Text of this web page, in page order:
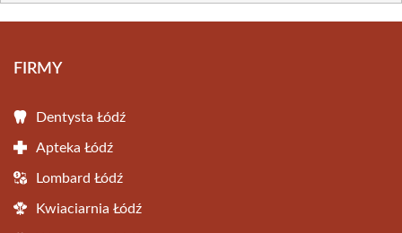
FIRMY
Dentysta Łódź
Apteka Łódź
Lombard Łódź
Kwiaciarnia Łódź